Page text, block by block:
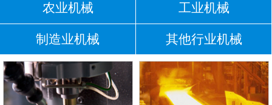
农业机械 工业机械
制造业机械 其他行业机械